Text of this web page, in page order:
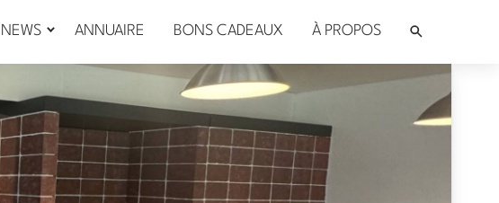
NEWS ANNUAIRE BONS CADEAUX À PROPOS